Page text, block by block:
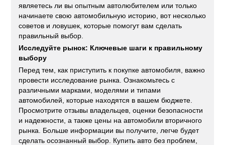
являетесь ли вы опытным автолюбителем или только
начинаете свою автомобильную историю, вот несколько
советов и ловушек, которые помогут вам сделать
правильный выбор.
Исследуйте рынок: Ключевые шаги к правильному
выбору
Перед тем, как приступить к покупке автомобиля, важно
провести исследование рынка. Ознакомьтесь с
различными марками, моделями и типами
автомобилей, которые находятся в вашем бюджете.
Просмотрите отзывы владельцев, оценки безопасности
и надежности, а также цены на автомобили вторичного
рынка. Больше информации вы получите, легче будет
сделать осознанный выбор. Купить авто без проблем,